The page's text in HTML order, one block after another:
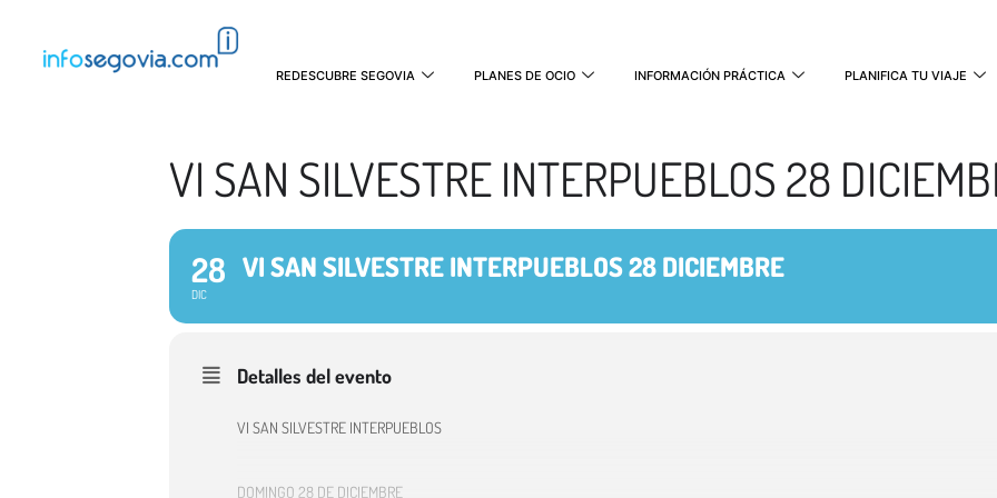
REDESCUBRE SEGOVIA PLANES DE OCIO INFORMACIÓN PRÁCTICA PLANIFICA TU VIAJE
VI SAN SILVESTRE INTERPUEBLOS 28
28
DIC
VI SAN SILVESTRE INTERPUEBLOS 28 DICIEMBRE
Detalles del evento
VI SAN SILVESTRE INTERPUEBLOS
DOMINGO 28 DE DICIEMBRE